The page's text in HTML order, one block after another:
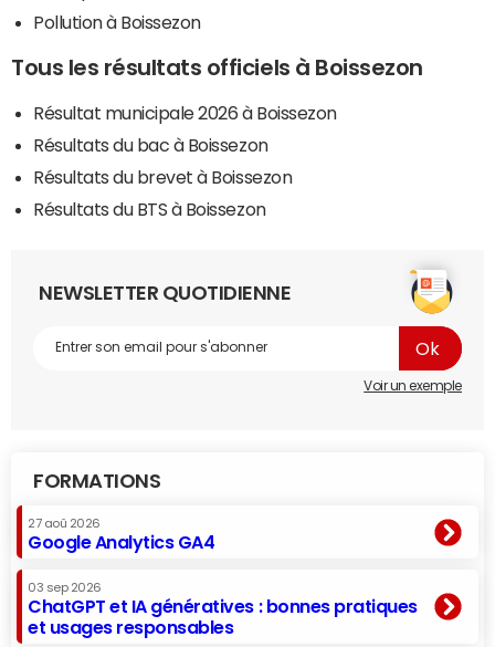
Pollution à Boissezon
Tous les résultats officiels à Boissezon
Résultat municipale 2026 à Boissezon
Résultats du bac à Boissezon
Résultats du brevet à Boissezon
Résultats du BTS à Boissezon
NEWSLETTER QUOTIDIENNE
Voir un exemple
FORMATIONS
27 aoû 2026
Google Analytics GA4
03 sep 2026
ChatGPT et IA génératives : bonnes pratiques
et usages responsables